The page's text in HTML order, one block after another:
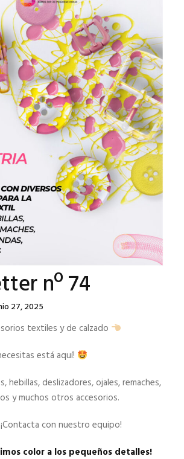
nº 74
27, 2025
textiles y de calzado
está aquí!
hebillas, deslizadores, ojales, remaches,
y muchos otros accesorios.
¡Contacta con nuestro equipo!
color a los pequeños detalles!